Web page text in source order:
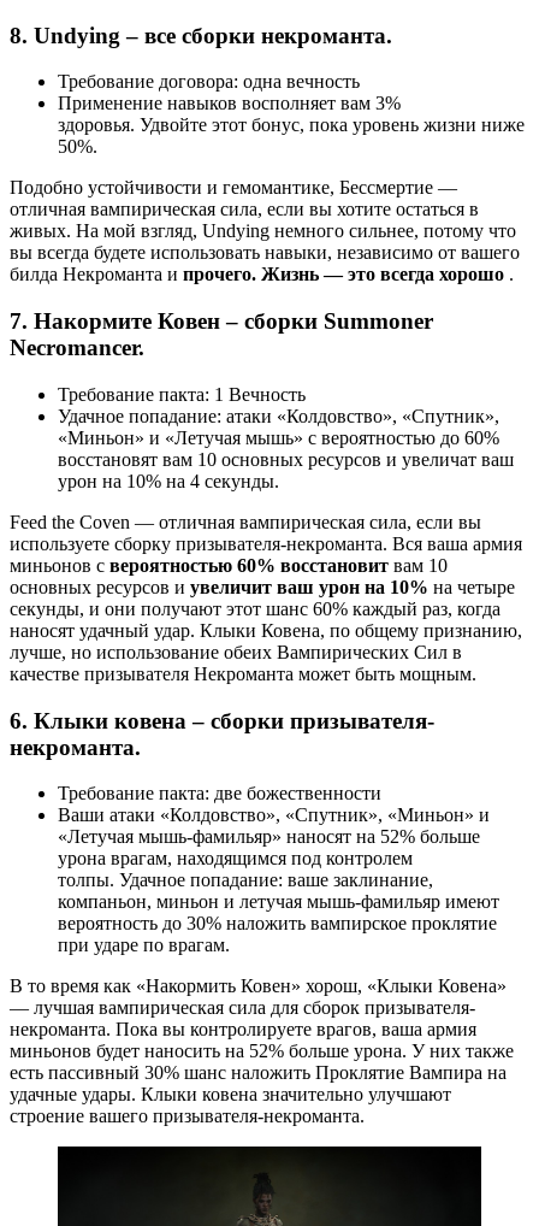
8. Undying – все сборки некроманта.
Требование договора: одна вечность
Применение навыков восполняет вам 3%
здоровья. Удвойте этот бонус, пока уровень жизни ниже
50%.
Подобно устойчивости и гемомантике, Бессмертие —
отличная вампирическая сила, если вы хотите остаться в
живых. На мой взгляд, Undying немного сильнее, потому что
вы всегда будете использовать навыки, независимо от вашего
билда Некроманта и прочего. Жизнь — это всегда хорошо .
7. Накормите Ковен – сборки Summoner
Necromancer.
Требование пакта: 1 Вечность
Удачное попадание: атаки «Колдовство», «Спутник»,
«Миньон» и «Летучая мышь» с вероятностью до 60%
восстановят вам 10 основных ресурсов и увеличат ваш
урон на 10% на 4 секунды.
Feed the Coven — отличная вампирическая сила, если вы
используете сборку призывателя-некроманта. Вся ваша армия
миньонов с вероятностью 60% восстановит вам 10
основных ресурсов и увеличит ваш урон на 10% на четыре
секунды, и они получают этот шанс 60% каждый раз, когда
наносят удачный удар. Клыки Ковена, по общему признанию,
лучше, но использование обеих Вампирических Сил в
качестве призывателя Некроманта может быть мощным.
6. Клыки ковена – сборки призывателя-
некроманта.
Требование пакта: две божественности
Ваши атаки «Колдовство», «Спутник», «Миньон» и
«Летучая мышь-фамильяр» наносят на 52% больше
урона врагам, находящимся под контролем
толпы. Удачное попадание: ваше заклинание,
компаньон, миньон и летучая мышь-фамильяр имеют
вероятность до 30% наложить вампирское проклятие
при ударе по врагам.
В то время как «Накормить Ковен» хорош, «Клыки Ковена»
— лучшая вампирическая сила для сборок призывателя-
некроманта. Пока вы контролируете врагов, ваша армия
миньонов будет наносить на 52% больше урона. У них также
есть пассивный 30% шанс наложить Проклятие Вампира на
удачные удары. Клыки ковена значительно улучшают
строение вашего призывателя-некроманта.